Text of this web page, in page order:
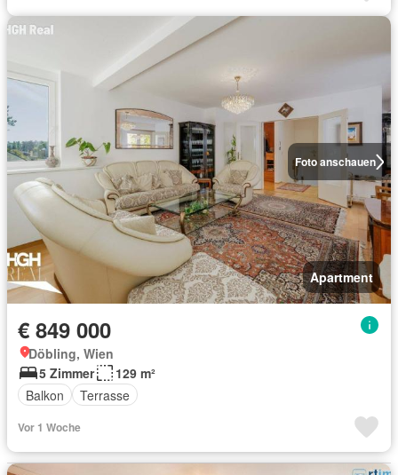
Foto anschauen
Apartment
€ 849 000
Döbling, Wien
5 Zimmer
129 m²
Balkon
Terrasse
Vor 1 Woche